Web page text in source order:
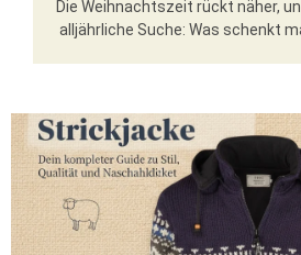
Die Weihnachtszeit rückt näher,
alljährliche Suche: Was schenkt